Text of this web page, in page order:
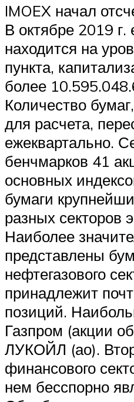
IMOEX начал
В октябре 2019 г.
находится на
пункта,
более
Количество
для расчета,
ежеквартально.
бенчмарков 41
основных
бумаги
разных секторов
Наиболее
представлены
нефтегазового
принадлежит
позиций.
Газпром (акции
ЛУКОЙЛ (ао).
финансового
нем бесспорно